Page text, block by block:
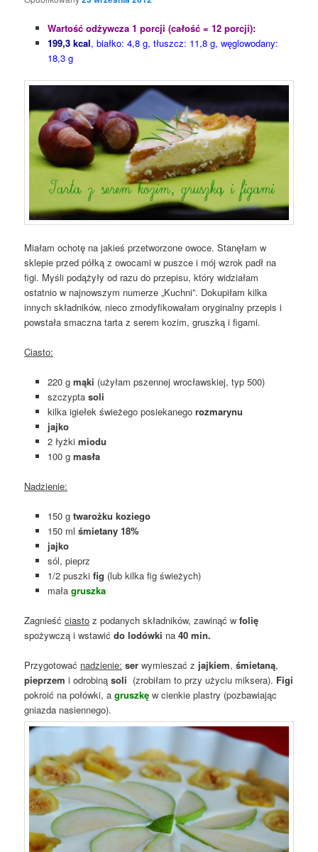
Wartość odżywcza 1 porcji (całość = 12 porcji):
199,3 kcal, białko: 4,8 g, tłuszcz: 11,8 g, węglowodany:
18,3 g
Miałam ochotę na jakieś przetworzone owoce. Stanęłam w
sklepie przed półką z owocami w puszce i mój wzrok padł na
figi. Myśli podążyły od razu do przepisu, który widziałam
ostatnio w najnowszym numerze „Kuchni”. Dokupiłam kilka
innych składników, nieco zmodyfikowałam oryginalny przepis i
powstała smaczna tarta z serem kozim, gruszką i figami.
Ciasto:
220 g mąki (użyłam pszennej wrocławskiej, typ 500)
szczypta soli
kilka igiełek świeżego posiekanego rozmarynu
jajko
2 łyżki miodu
100 g masła
Nadzienie:
150 g twarożku koziego
150 ml śmietany 18%
jajko
sól, pieprz
1/2 puszki fig (lub kilka fig świeżych)
mała gruszka
Zagnieśćciasto z podanych składników, zawinąć w folię
spożywczą i wstawićdo lodówki na40 min.
Przygotować nadzienie: ser wymieszać z jajkiem,śmietaną,
pieprzem i odrobinąsoli (zrobiłam to przy użyciu miksera). Figi
pokroić na połówki, a gruszkę w cienkie plastry (pozbawiając
gniazda nasiennego).